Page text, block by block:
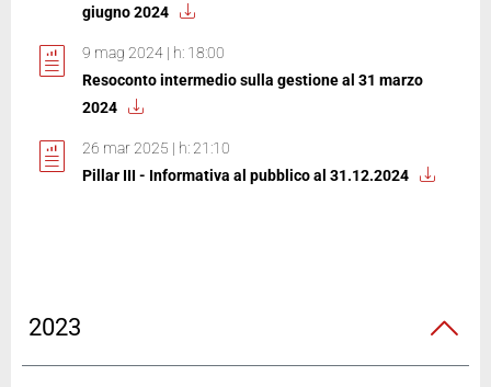
giugno 2024
9 mag 2024 | h: 18:00
Resoconto intermedio sulla gestione al 31 marzo
2024
26 mar 2025 | h: 21:10
Pillar III - Informativa al pubblico al 31.12.2024
2023